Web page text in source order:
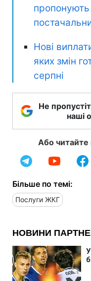
Нові
яких змін
серпні
Не
наші
Або читайте
Більше по темі:
Послуги ЖКГ